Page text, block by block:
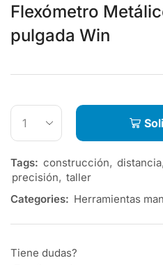
Flexómetro
pulgada Win
Tags: construcción, distancia
precisión, taller
Categories: Herramientas
Tiene dudas?